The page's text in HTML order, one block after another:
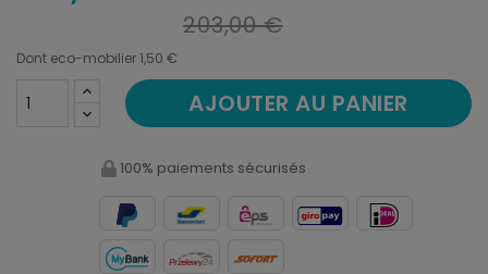
203,00 €
Dont eco-mobilier 1,50 €
AJOUTER AU PANIER
100% paiements sécurisés